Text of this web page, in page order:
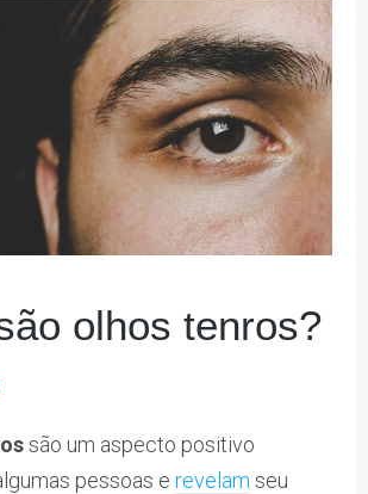
olhos tenros?
são um aspecto positivo
pessoas e revelam seu